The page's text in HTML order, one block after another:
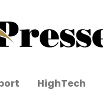
HighTech